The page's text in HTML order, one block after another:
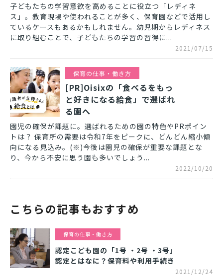
子どもたちの学習意欲を高めることに役立つ「レディネ
ス」。教育現場や使われることが多く、保育園などで活用し
ているケースもあるかもしれません。幼児期からレディネス
に取り組むことで、子どもたちの学習の習得に...
2021/07/15
保育の仕事・働き方
[PR]Oisixの「食べるをもっ
と好きになる給食」で選ばれ
る園へ
園児の確保が課題に。選ばれるための園の特色やPRポイン
トは？ 保育所の需要は令和7年をピークに、どんどん縮小傾
向になる見込み。(※)今後は園児の確保が重要な課題とな
り、今から不安に思う園も多いでしょう...
2022/10/20
こちらの記事もおすすめ
保育の仕事・働き方
認定こども園の「1号 ・2号 ・3号」
認定とはなに？保育料や利用手続き
2021/12/24